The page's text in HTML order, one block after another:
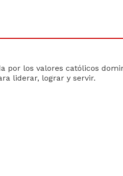
por los valores católicos
liderar, lograr y servir.